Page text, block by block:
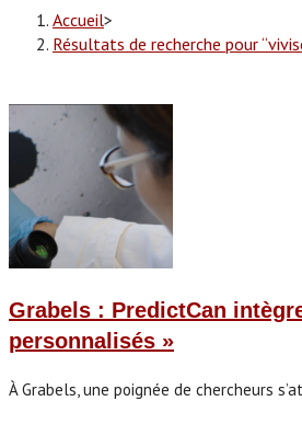
Accueil>
Résultats de recherche pour
Grabels : PredictCan
personnalisés »
À Grabels, une poignée de chercheurs